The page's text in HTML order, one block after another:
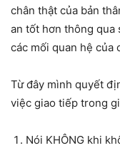
chân thật của bản
an tốt hơn thông qua
các mối quan hệ của
Từ đây mình quyết
việc giao tiếp trong
Nói KHÔNG khi